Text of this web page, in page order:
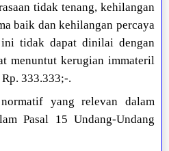
tidak tenang, kehilangan
baik dan kehilangan percaya
tidak dapat dinilai dengan
menuntut kerugian immateril
333.333;-.
yang relevan dalam
Pasal 15 Undang-Undang